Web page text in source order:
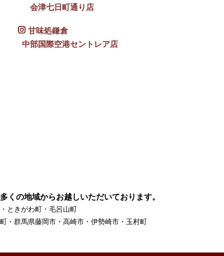
会津七日町通り店
甘味処鎌倉
中部国際空港セントレア店
の地域からお越しいただいております。
ときがわ町・毛呂山町
・群馬県藤岡市・高崎市・伊勢崎市・玉村町